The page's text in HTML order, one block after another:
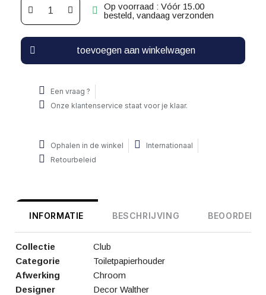
Op voorraad : Vóór 15.00
besteld, vandaag verzonden
toevoegen aan winkelwagen
Een vraag ?
Onze klantenservice staat voor je klaar.
Ophalen in de winkel
Internationaal
Retourbeleid
INFORMATIE BESCHRIJVING
Collectie
Club
Categorie
Toiletpapierhouder
Afwerking
Chroom
Designer
Decor Walther